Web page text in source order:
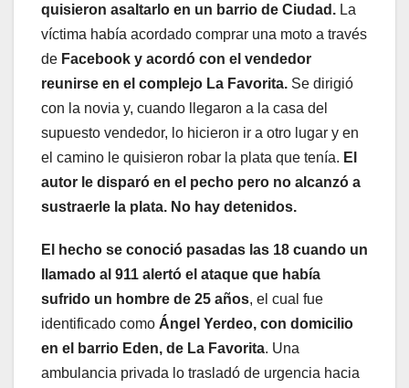
quisieron asaltarlo en un barrio de Ciudad. La
víctima había acordado comprar una moto a través
de Facebook y acordó con el vendedor
reunirse en el complejo La Favorita. Se dirigió
con la novia y, cuando llegaron a la casa del
supuesto vendedor, lo hicieron ir a otro lugar y en
el camino le quisieron robar la plata que tenía. El
autor le disparó en el pecho pero no alcanzó a
sustraerle la plata. No hay detenidos.
El hecho se conoció pasadas las 18 cuando un
llamado al 911 alertó el ataque que había
sufrido un hombre de 25 años, el cual fue
identificado como Ángel Yerdeo, con domicilio
en el barrio Eden, de La Favorita. Una
ambulancia privada lo trasladó de urgencia hacia